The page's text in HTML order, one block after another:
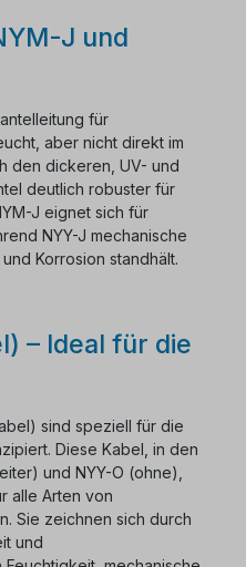
J und
für
aber nicht direkt im
den dickeren, UV- und
deutlich robuster für
J eignet sich für
NYY-J mechanische
Korrosion standhält.
– Ideal für die
sind speziell für die
Diese Kabel, in den
und NYY-O (ohne),
alle Arten von
Sie zeichnen sich durch
und